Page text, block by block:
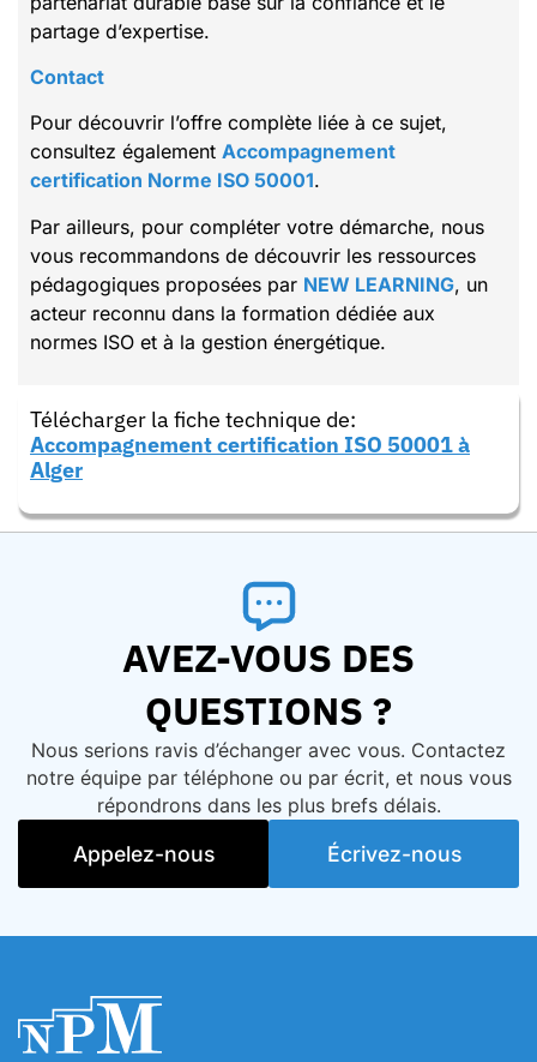
partage d’expertise.
Contact
Pour découvrir l’offre complète liée à ce sujet,
consultez également Accompagnement
certification Norme ISO 50001.
Par ailleurs, pour compléter votre démarche, nous
vous recommandons de découvrir les ressources
pédagogiques proposées par NEW LEARNING, un
acteur reconnu dans la formation dédiée aux
normes ISO et à la gestion énergétique.
Télécharger la fiche technique de:
Accompagnement certification ISO 50001 à
Alger
AVEZ-VOUS DES
QUESTIONS ?
Nous serions ravis d’échanger avec vous. Contactez
notre équipe par téléphone ou par écrit, et nous vous
répondrons dans les plus brefs délais.
Appelez-nous Écrivez-nous